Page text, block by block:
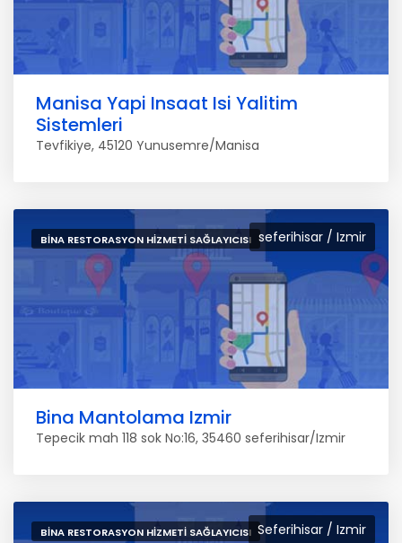
Manisa Yapi Insaat Isi Yalitim
Sistemleri
Tevfikiye, 45120 Yunusemre/Manisa
seferihisar / Izmir
BINA RESTORASYON HIZMETI SAĞLAYICISI
Bina Mantolama Izmir
Tepecik mah 118 sok No:16, 35460 seferihisar/Izmir
Seferihisar / Izmir
BINA RESTORASYON HIZMETI SAĞLAYICISI